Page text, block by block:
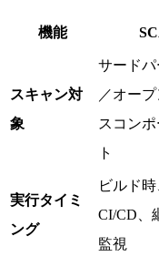
機能
スキャン対
象
サードパ
／オー
スコン
ト
実行タイミ
ング
ビルド時
CI/CD、
監視